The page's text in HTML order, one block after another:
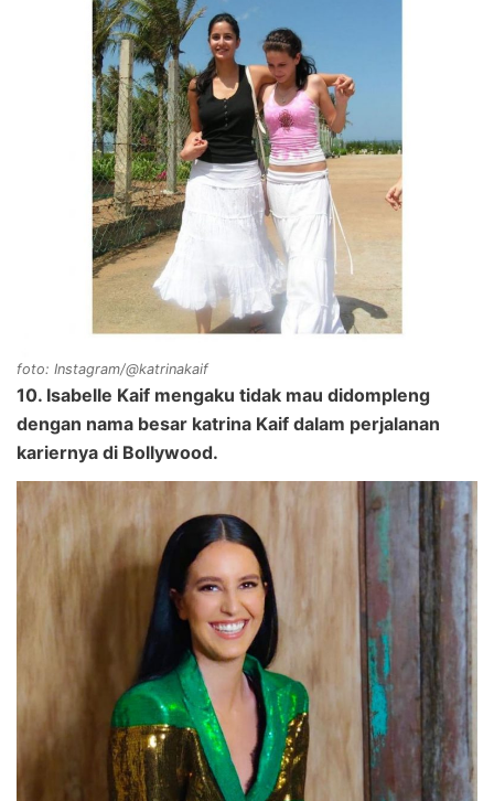
foto: Instagram/@katrinakaif
10. Isabelle Kaif mengaku tidak mau didompleng
dengan nama besar katrina Kaif dalam perjalanan
kariernya di Bollywood.